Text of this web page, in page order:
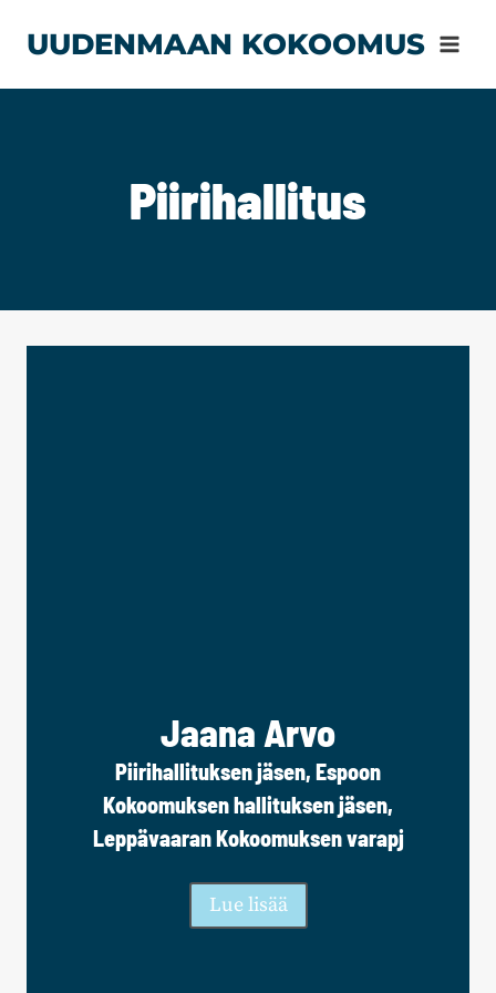
sisältöön
UUDENMAAN KOKOOMUS
Piirihallitus
Jaana Arvo
Piirihallituksen jäsen, Espoon
Kokoomuksen hallituksen jäsen,
Leppävaaran Kokoomuksen varapj
Lue lisää